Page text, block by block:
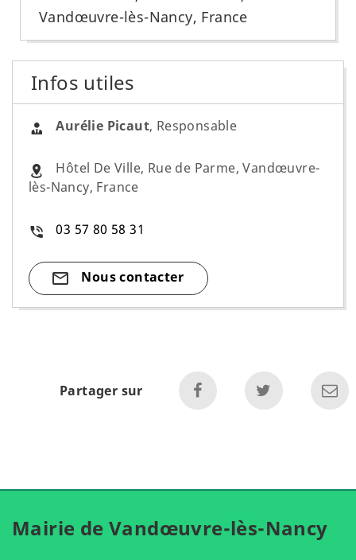
Vandœuvre-lès-Nancy, France
Infos utiles
Aurélie Picaut, Responsable
Hôtel De Ville, Rue de Parme, Vandœuvre-
lès-Nancy, France
03 57 80 58 31
Nous contacter
Partager sur
Mairie de Vandœuvre-lès-Nancy